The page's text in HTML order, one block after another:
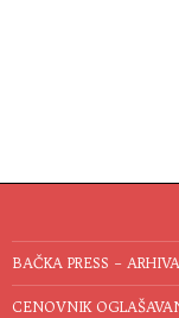
BAČKA PRESS –
CENOVNIK